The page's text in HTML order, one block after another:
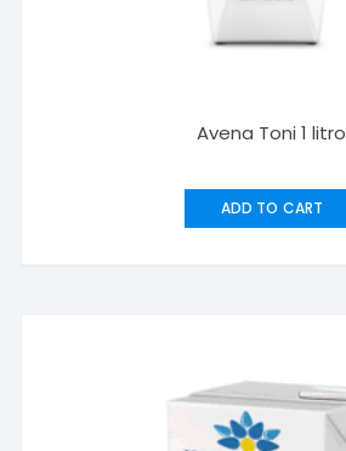
Avena Toni 1 litro
ADD TO CART